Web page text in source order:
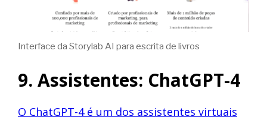
Interface da Storylab AI para escrita de livros
9. Assistentes: ChatGPT-4
O ChatGPT-4 é um dos assistentes virtuais